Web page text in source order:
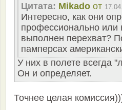
Цитата: Mikado от
Интересно, как они
профессионально
выполнен перехват?
памперсах
У них в полете всегда
Он и определяет.
Точнее целая